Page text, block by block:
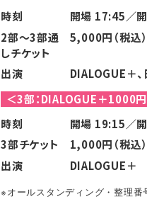
時刻
開場 17:45／
2部～3部通
しチケット
5,000円（税込）
出演
DIALOGUE＋
＜3部：DIALOGUE＋1000
時刻
開場 19:15／
3部チケット
1,000円（税込）
出演
DIALOGUE＋
※オールスタンディング・整理番